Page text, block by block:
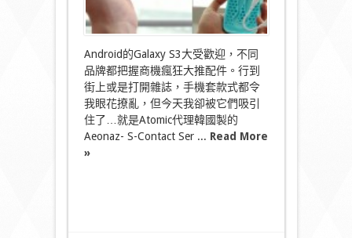
中
Android的Galaxy S3大受歡迎，不同
品牌都把握商機瘋狂大推配件。行到
街上或是打開雜誌，手機套款式都令
我眼花撩亂，但今天我卻被它們吸引
住了…就是Atomic代理韓國製的
Aeonaz- S-Contact Ser ... Read More
»